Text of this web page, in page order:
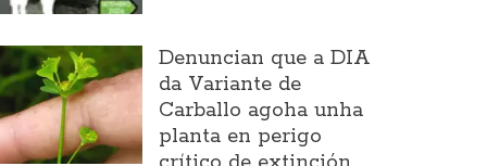
Denuncian que a DIA
da Variante de
Carballo agoha unha
planta en perigo